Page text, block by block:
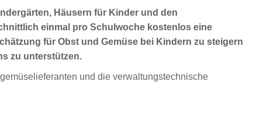
Häusern für Kinder und den
einmal pro Schulwoche kostenlos eine
für Obst und Gemüse bei Kindern zu steigern
zu unterstützen.
und die verwaltungstechnische